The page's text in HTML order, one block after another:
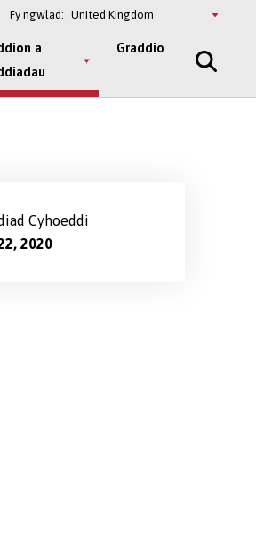
Fy ngwlad: Select
a
Graddio
Cyhoeddi
2020